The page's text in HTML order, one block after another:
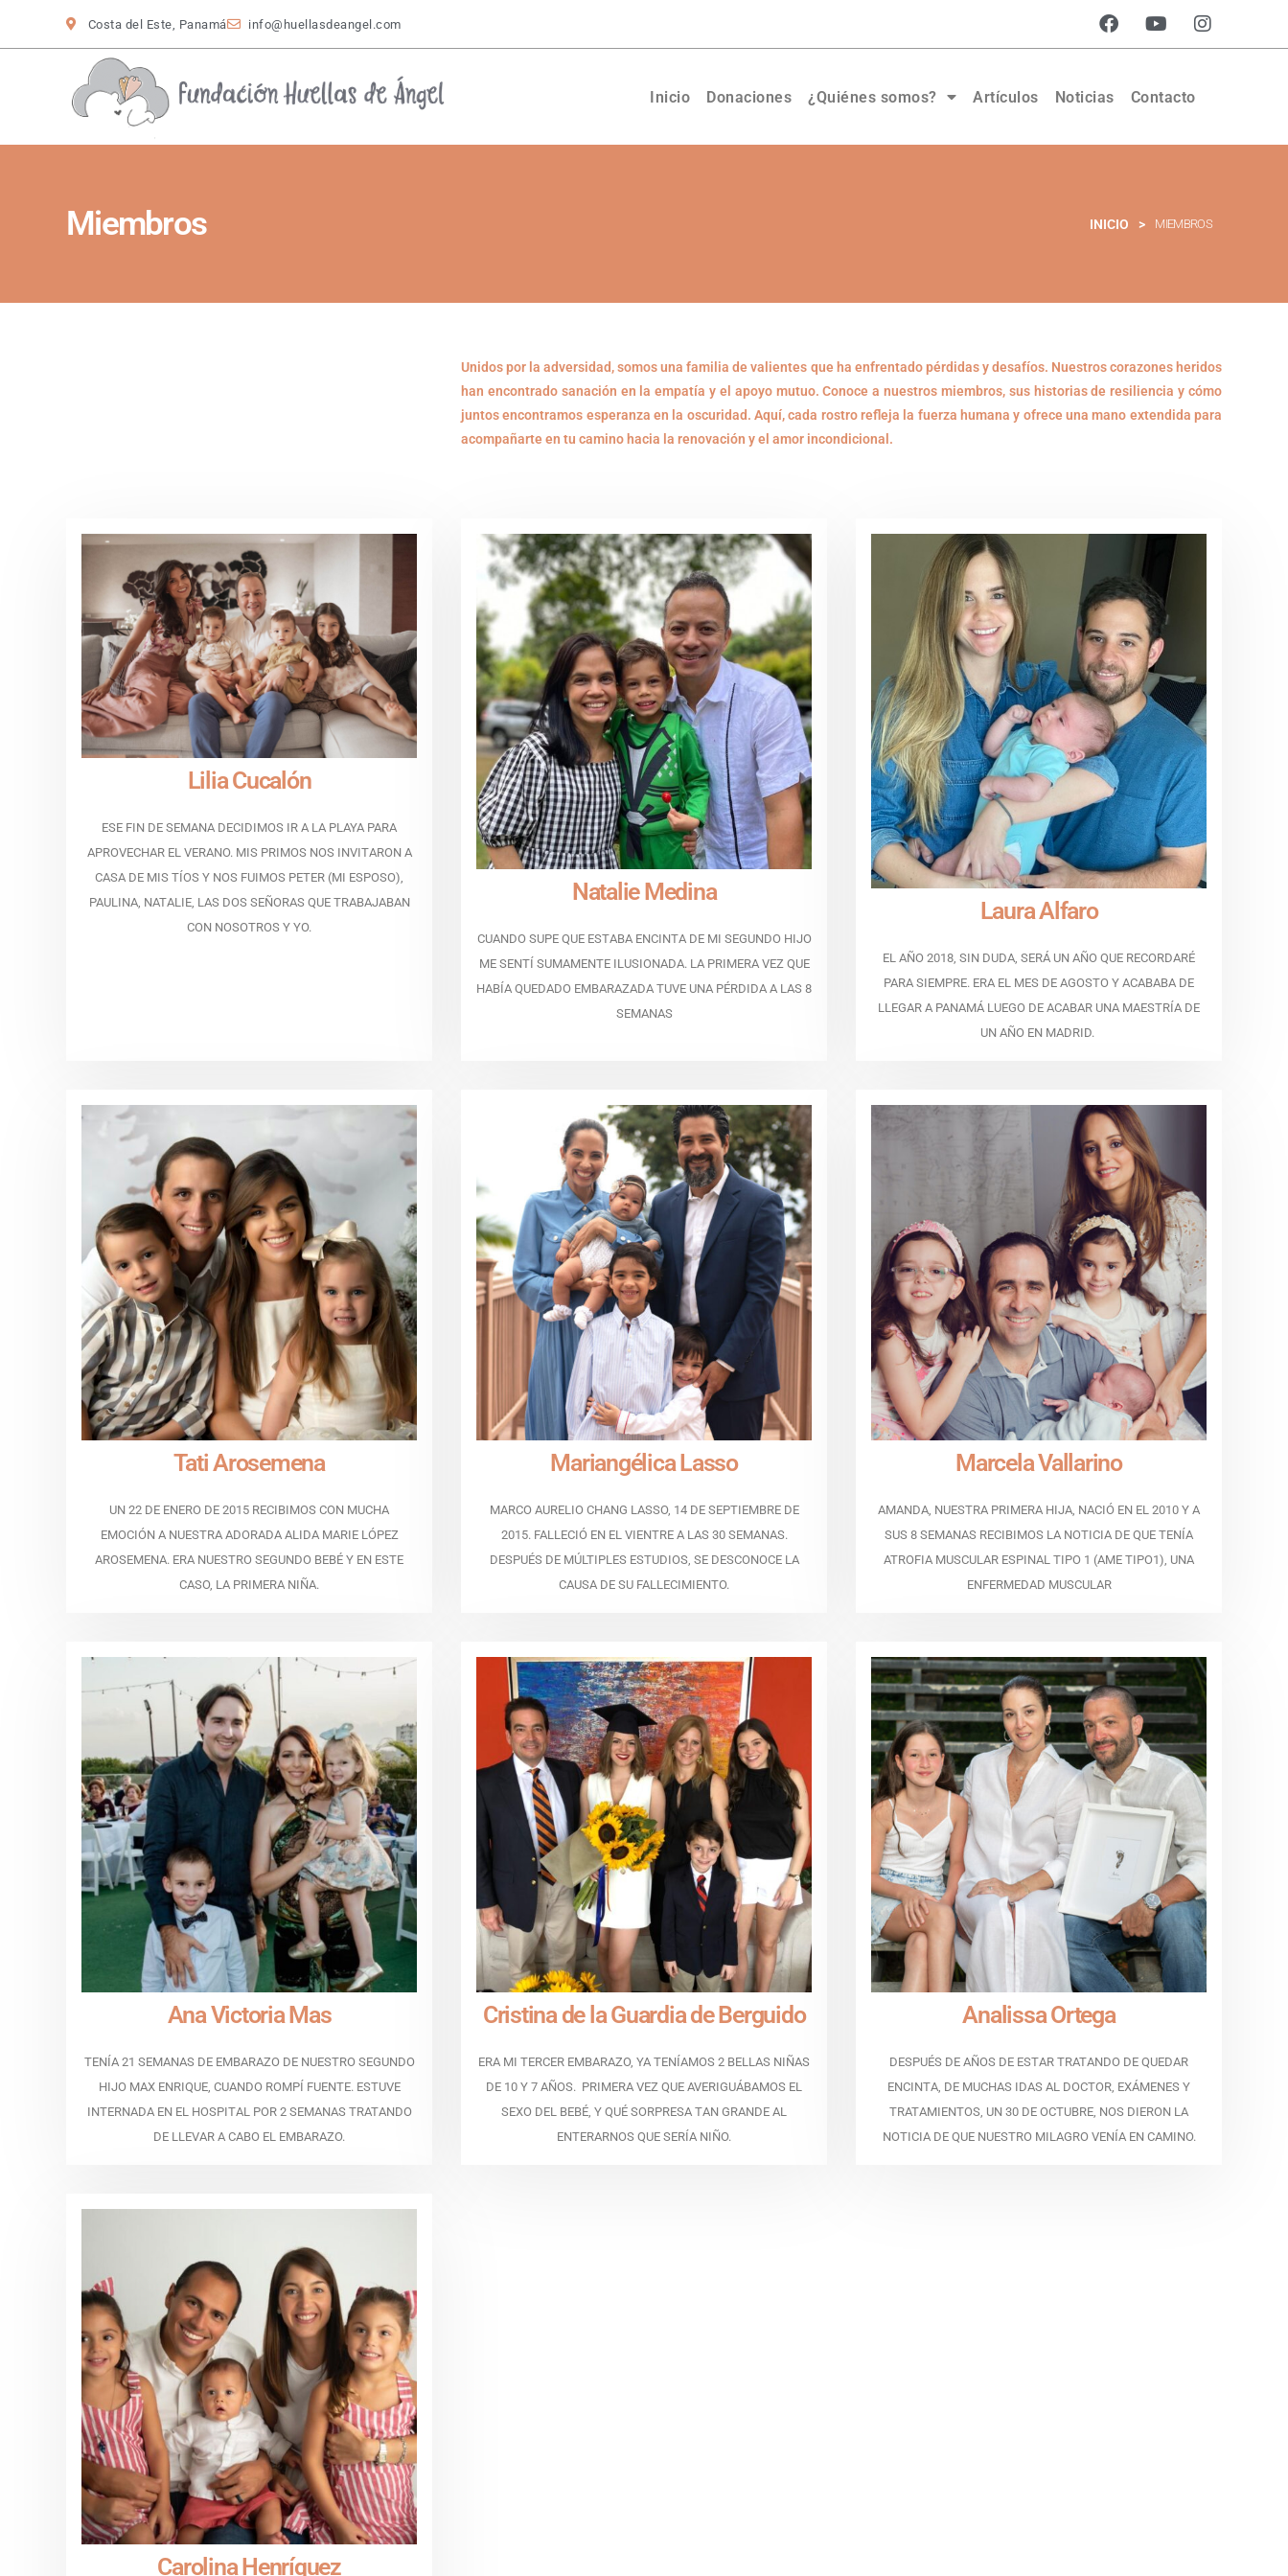
Costa del Este, Panamá info@huellasdeangel.com
Inicio Donaciones ¿Quiénes somos? Artículos Noticias Contacto
Miembros INICIO > MIEMBROS
Unidos por la adversidad, somos una familia de valientes que ha enfrentado pérdidas y desafíos. Nuestros corazones heridos
han encontrado sanación en la empatía y el apoyo mutuo. Conoce a nuestros miembros, sus historias de resiliencia y cómo
juntos encontramos esperanza en la oscuridad. Aquí, cada rostro refleja la fuerza humana y ofrece una mano extendida para
acompañarte en tu camino hacia la renovación y el amor incondicional.
Lilia Cucalón
ESE FIN DE SEMANA DECIDIMOS IR A LA PLAYA PARA
APROVECHAR EL VERANO. MIS PRIMOS NOS INVITARON A
CASA DE MIS TÍOS Y NOS FUIMOS PETER (MI ESPOSO),
PAULINA, NATALIE, LAS DOS SEÑORAS QUE TRABAJABAN
CON NOSOTROS Y YO.
Natalie Medina
CUANDO SUPE QUE ESTABA ENCINTA DE MI SEGUNDO HIJO
ME SENTÍ SUMAMENTE ILUSIONADA. LA PRIMERA VEZ QUE
HABÍA QUEDADO EMBARAZADA TUVE UNA PÉRDIDA A LAS 8
SEMANAS
Laura Alfaro
EL AÑO 2018, SIN DUDA, SERÁ UN AÑO QUE RECORDARÉ
PARA SIEMPRE. ERA EL MES DE AGOSTO Y ACABABA DE
LLEGAR A PANAMÁ LUEGO DE ACABAR UNA MAESTRÍA DE
UN AÑO EN MADRID.
Tati Arosemena
UN 22 DE ENERO DE 2015 RECIBIMOS CON MUCHA
EMOCIÓN A NUESTRA ADORADA ALIDA MARIE LÓPEZ
AROSEMENA. ERA NUESTRO SEGUNDO BEBÉ Y EN ESTE
CASO, LA PRIMERA NIÑA.
Mariangélica Lasso
MARCO AURELIO CHANG LASSO, 14 DE SEPTIEMBRE DE
2015. FALLECIÓ EN EL VIENTRE A LAS 30 SEMANAS.
DESPUÉS DE MÚLTIPLES ESTUDIOS, SE DESCONOCE LA
CAUSA DE SU FALLECIMIENTO.
Marcela Vallarino
AMANDA, NUESTRA PRIMERA HIJA, NACIÓ EN EL 2010 Y A
SUS 8 SEMANAS RECIBIMOS LA NOTICIA DE QUE TENÍA
ATROFIA MUSCULAR ESPINAL TIPO 1 (AME TIPO1), UNA
ENFERMEDAD MUSCULAR
Ana Victoria Mas
TENÍA 21 SEMANAS DE EMBARAZO DE NUESTRO SEGUNDO
HIJO MAX ENRIQUE, CUANDO ROMPÍ FUENTE. ESTUVE
INTERNADA EN EL HOSPITAL POR 2 SEMANAS TRATANDO
DE LLEVAR A CABO EL EMBARAZO.
Cristina de la Guardia de Berguido
ERA MI TERCER EMBARAZO, YA TENÍAMOS 2 BELLAS NIÑAS
DE 10 Y 7 AÑOS. PRIMERA VEZ QUE AVERIGUÁBAMOS EL
SEXO DEL BEBÉ, Y QUÉ SORPRESA TAN GRANDE AL
ENTERARNOS QUE SERÍA NIÑO.
Analissa Ortega
DESPUÉS DE AÑOS DE ESTAR TRATANDO DE QUEDAR
ENCINTA, DE MUCHAS IDAS AL DOCTOR, EXÁMENES Y
TRATAMIENTOS, UN 30 DE OCTUBRE, NOS DIERON LA
NOTICIA DE QUE NUESTRO MILAGRO VENÍA EN CAMINO.
Carolina Henríquez